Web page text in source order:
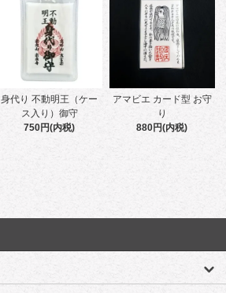
身代り 不動明王（ケー
ス入り）御守
750円(内税)
アマビエ カード型 お守
り
880円(内税)